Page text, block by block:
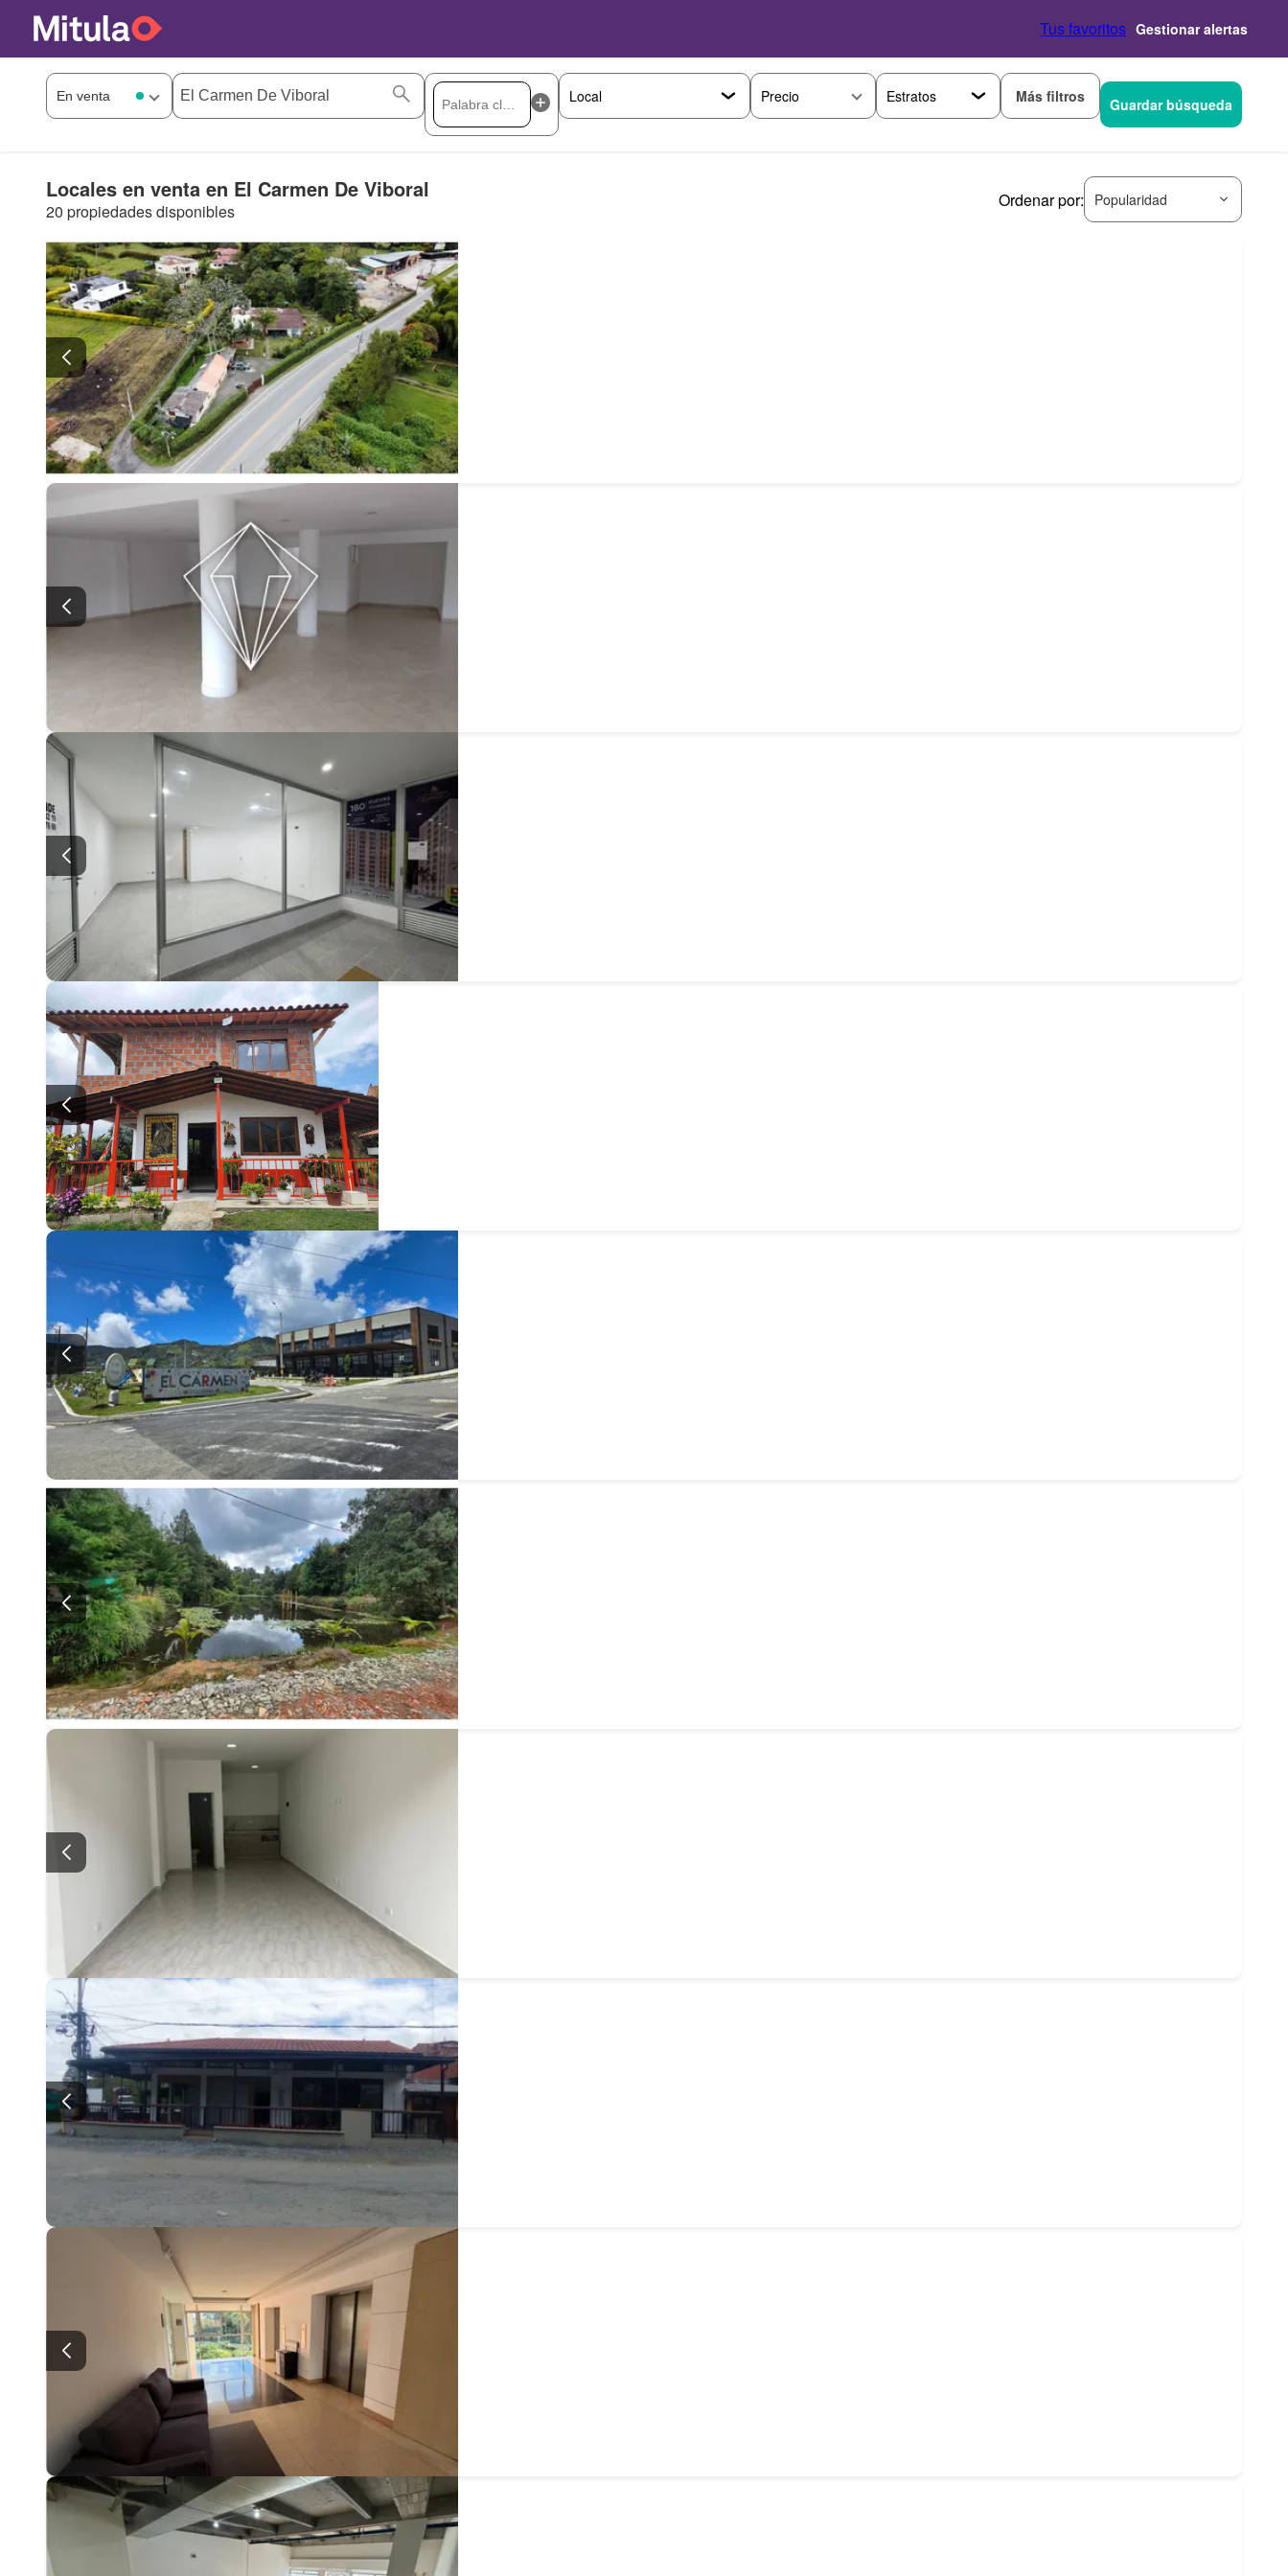
Tus favoritos Gestionar alertas
Precio Más filtros Guardar búsqueda
Locales en venta en El Carmen De Viboral
20 propiedades disponibles
Ordenar por: Popularidad